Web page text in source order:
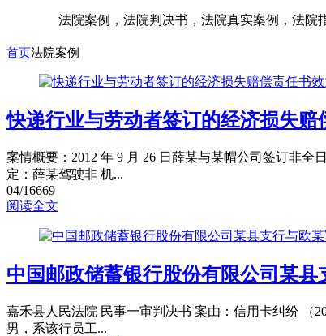
法院案例，法院判决书，法院真实案例，法院
首页法院案例
快递行业与劳动者签订的经济损失赔
案情概要：2012 年 9 月 26 日薛某与某帽公司签订非
定：薛某驾驶非 机...
04/16669
阅读全文
中国邮政储蓄银行股份有限公司某
嘉禾县人民法院 民事一审判决书 案由：信用卡纠纷 （
男，系该行员工...